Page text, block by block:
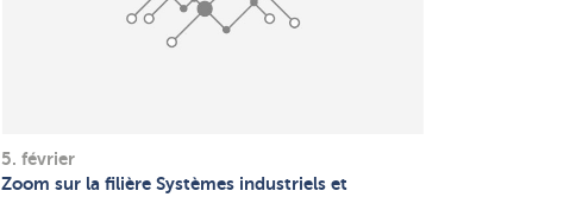
5. février
Zoom sur la filière Systèmes industriels et